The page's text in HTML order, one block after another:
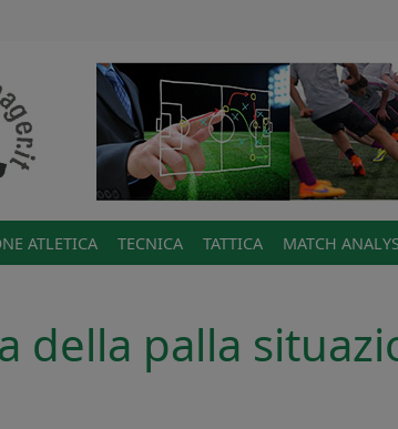
ATLETICA TECNICA TATTICA MATCH
della palla